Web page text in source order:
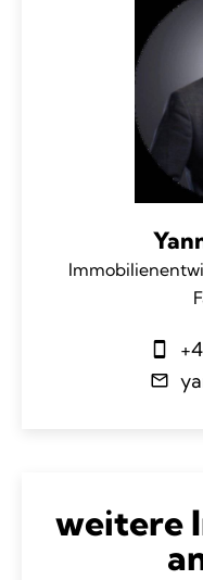
weitere